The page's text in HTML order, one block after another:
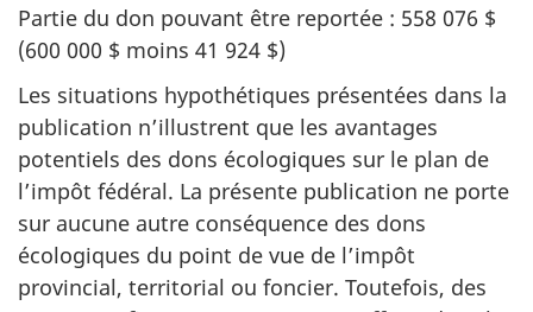
Partie du don pouvant être reportée : 558 076 $
(600 000 $ moins 41 924 $)
Les situations hypothétiques présentées dans la
publication n’illustrent que les avantages
potentiels des dons écologiques sur le plan de
l’impôt fédéral. La présente publication ne porte
sur aucune autre conséquence des dons
écologiques du point de vue de l’impôt
provincial, territorial ou foncier. Toutefois, des